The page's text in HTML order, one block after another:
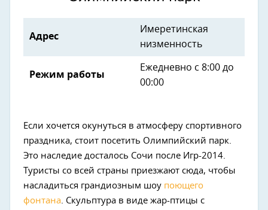
Адрес
Имеретинская
низменность
Режим работы
Ежедневно с 8:00 до
00:00
Если хочется окунуться в атмосферу спортивного
праздника, стоит посетить Олимпийский парк.
Это наследие досталось Сочи после Игр-2014.
Туристы со всей страны приезжают сюда, чтобы
насладиться грандиозным шоу поющего
фонтана . Скульптура в виде жар-птицы с